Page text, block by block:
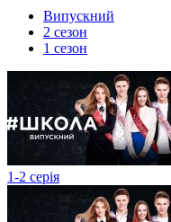
Випускний
2 сезон
1 сезон
1-2 серія